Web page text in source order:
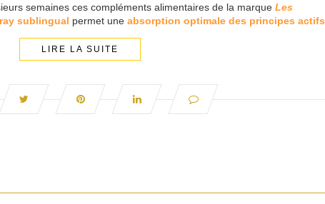
semaines ces compléments alimentaires de la marque Les
sublingual permet une absorption optimale des principes actifs
LIRE LA SUITE